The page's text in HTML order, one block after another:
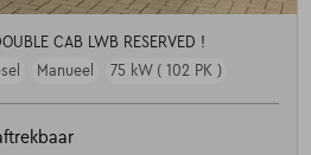
CAB LWB RESERVED !
Manueel 75 kW ( 102 PK )